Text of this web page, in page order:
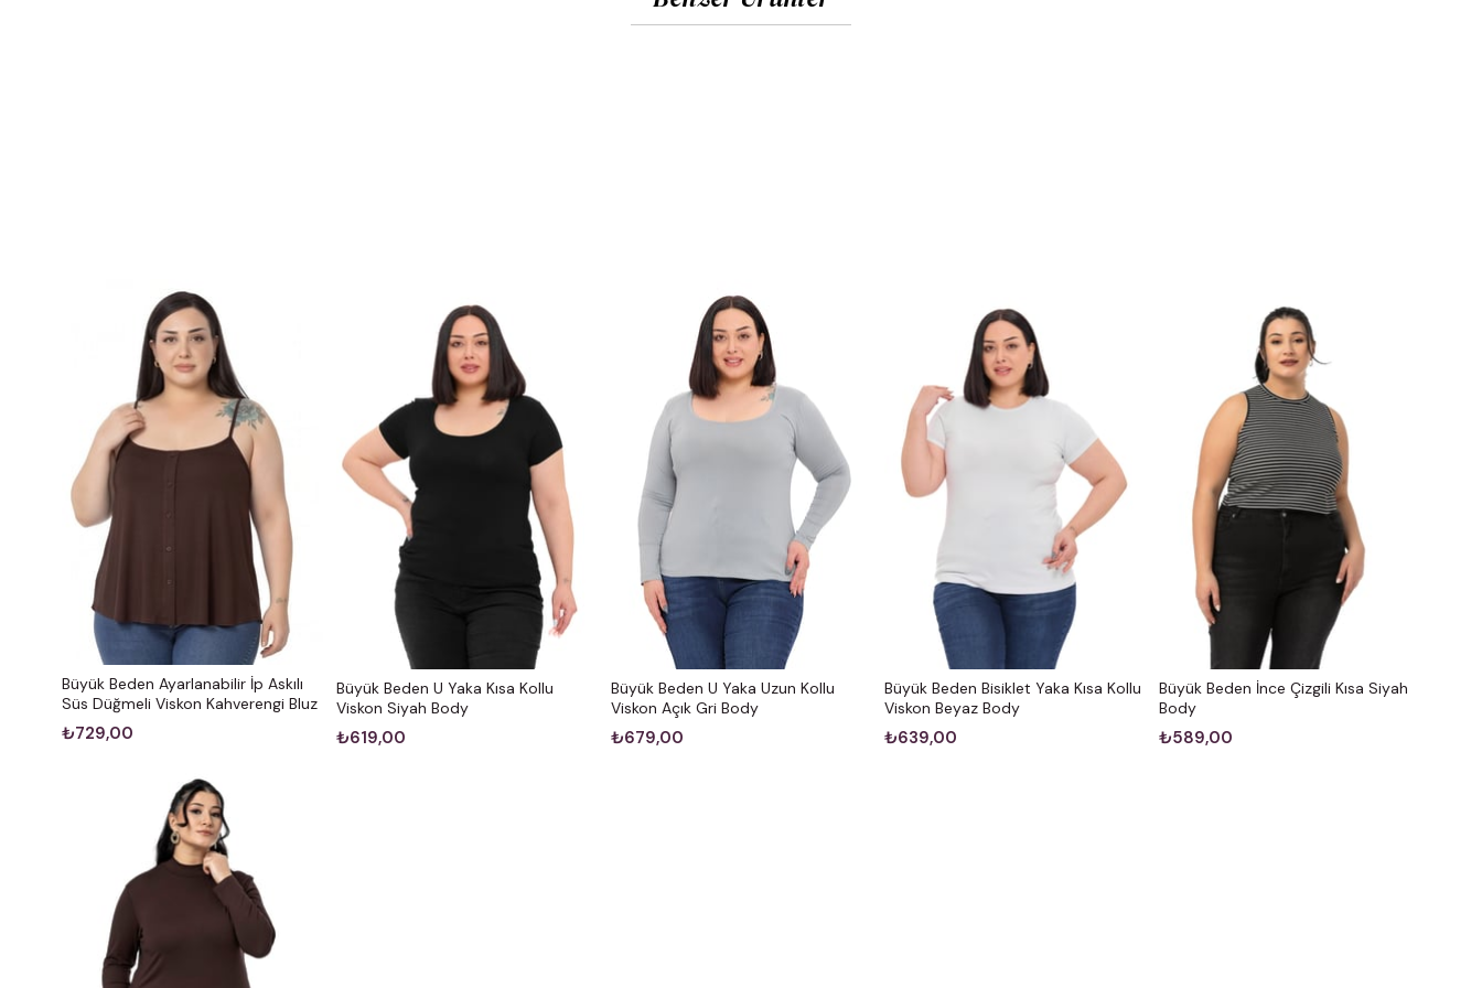
Büyük Beden Ayarlanabilir İp Askılı
Süs Düğmeli Viskon Kahverengi Bluz
₺729,00
Büyük Beden U Yaka Kısa Kollu
Viskon Siyah Body
₺619,00
Büyük Beden U Yaka Uzun Kollu
Viskon Açık Gri Body
₺679,00
Büyük Beden Bisiklet Yaka Kısa Kollu
Viskon Beyaz Body
₺639,00
Büyük Beden İnce Çizgili Kısa Siyah
Body
₺589,00